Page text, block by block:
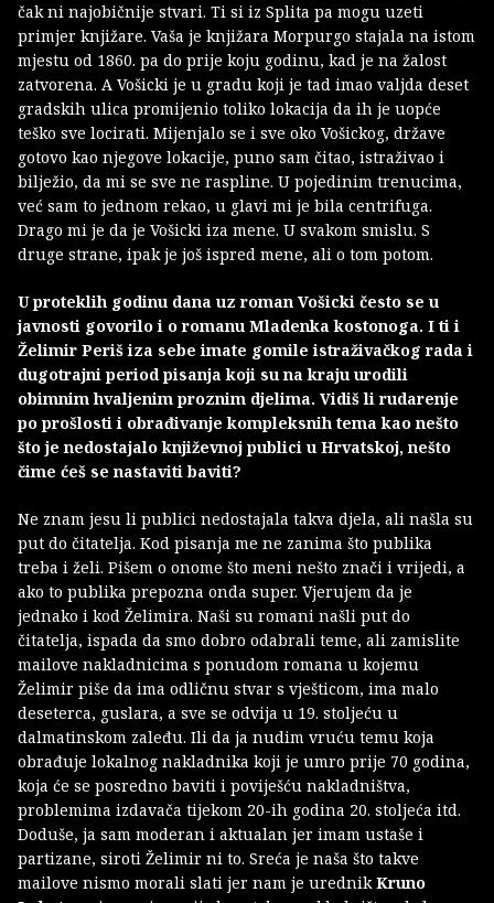
čak ni najobičnije stvari. Ti si iz Splita pa mogu uzeti
primjer knjižare. Vaša je knjižara Morpurgo stajala na istom
mjestu od 1860. pa do prije koju godinu, kad je na žalost
zatvorena. A Vošicki je u gradu koji je tad imao valjda deset
gradskih ulica promijenio toliko lokacija da ih je uopće
teško sve locirati. Mijenjalo se i sve oko Vošickog, države
gotovo kao njegove lokacije, puno sam čitao, istraživao i
bilježio, da mi se sve ne raspline. U pojedinim trenucima,
već sam to jednom rekao, u glavi mi je bila centrifuga.
Drago mi je da je Vošicki iza mene. U svakom smislu. S
druge strane, ipak je još ispred mene, ali o tom potom.
U proteklih godinu dana uz roman Vošicki često se u
javnosti govorilo i o romanu Mladenka kostonoga. I ti i
Želimir Periš iza sebe imate gomile istraživačkog rada i
dugotrajni period pisanja koji su na kraju urodili
obimnim hvaljenim proznim djelima. Vidiš li rudarenje
po prošlosti i obrađivanje kompleksnih tema kao nešto
što je nedostajalo književnoj publici u Hrvatskoj, nešto
čime ćeš se nastaviti baviti?
Ne znam jesu li publici nedostajala takva djela, ali našla su
put do čitatelja. Kod pisanja me ne zanima što publika
treba i želi. Pišem o onome što meni nešto znači i vrijedi, a
ako to publika prepozna onda super. Vjerujem da je
jednako i kod Želimira. Naši su romani našli put do
čitatelja, ispada da smo dobro odabrali teme, ali zamislite
mailove nakladnicima s ponudom romana u kojemu
Želimir piše da ima odličnu stvar s vješticom, ima malo
deseterca, guslara, a sve se odvija u 19. stoljeću u
dalmatinskom zaleđu. Ili da ja nudim vruću temu koja
obrađuje lokalnog nakladnika koji je umro prije 70 godina,
koja će se posredno baviti i poviješću nakladništva,
problemima izdavača tijekom 20-ih godina 20. stoljeća itd.
Doduše, ja sam moderan i aktualan jer imam ustaše i
partizane, siroti Želimir ni to. Sreća je naša što takve
mailove nismo morali slati jer nam je urednikKruno